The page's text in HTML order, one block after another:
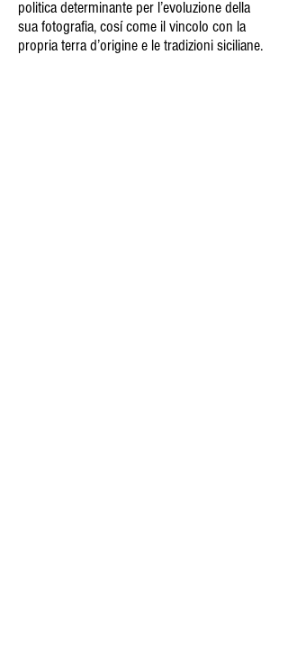
politica determinante per l’evoluzione della
sua fotografia, cosí come il vincolo con la
propria terra d’origine e le tradizioni siciliane.